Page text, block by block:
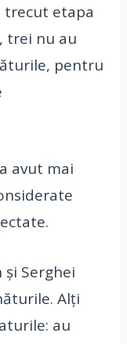
trecut etapa
trei nu au
pentru
avut mai
Serghei
Alți
au